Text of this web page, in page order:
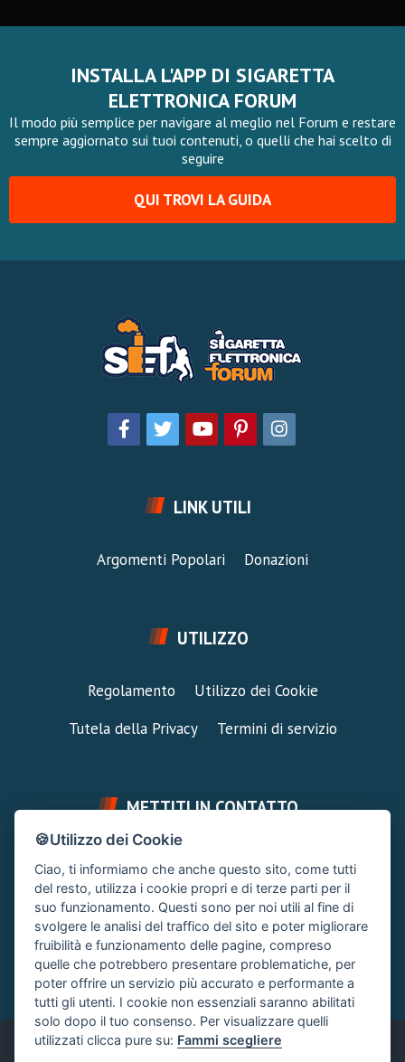
INSTALLA L'APP DI SIGARETTA
ELETTRONICA FORUM
Il modo più semplice per navigare al meglio nel Forum e restare
sempre aggiornato sui tuoi contenuti, o quelli che hai scelto di
seguire
QUI TROVI LA GUIDA
LINK UTILI
Argomenti Popolari Donazioni
UTILIZZO
Regolamento
Utilizzo dei Cookie
Tutela della Privacy
Termini di servizio
METTITI IN CONTATTO
FAI UNA DOMANDA
Chiedi un Consiglio
Area Ticket
CONTATTA L'AMMINISTRAZIONE
Clicca quì
Italiano
🍪Utilizzo dei Cookie
Ciao, ti informiamo che anche questo sito, come tutti
del resto, utilizza i cookie propri e di terze parti per il
suo funzionamento. Questi sono per noi utili al fine di
svolgere le analisi del traffico del sito e poter migliorare
fruibilità e funzionamento delle pagine, compreso
quelle che potrebbero presentare problematiche, per
poter offrire un servizio più accurato e performante a
tutti gli utenti. I cookie non essenziali saranno abilitati
solo dopo il tuo consenso. Per visualizzare quelli
utilizzati clicca pure su: Fammi scegliere